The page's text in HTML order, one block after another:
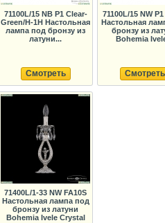
71100L/15 NB P1 Clear-
Green/H-1H Настольная
лампа под бронзу из
латуни...
Смотреть
71100L/15 NW
Настольная
бронзу из
Bohemia
Смотреть
71400L/1-33 NW FA10S
Настольная лампа под
бронзу из латуни
Bohemia Ivele Crystal